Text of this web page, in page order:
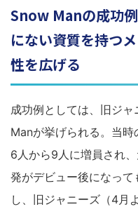
Snow Manの成功
にない資質を持つ
性を広げる
成功例としては、旧ジ
Manが挙げられる。当時
6人から9人に増員され
発がデビュー後になっ
し、旧ジャニーズ（4月